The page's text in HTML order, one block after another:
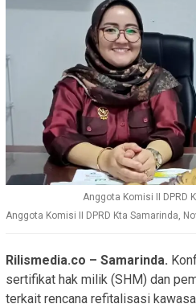
Anggota Komisi II DPRD
Anggota Komisi II DPRD Kta Samarinda,
Rilismedia.co – Samarinda.
sertifikat hak milik (SHM) dan
terkait rencana refitalisasi